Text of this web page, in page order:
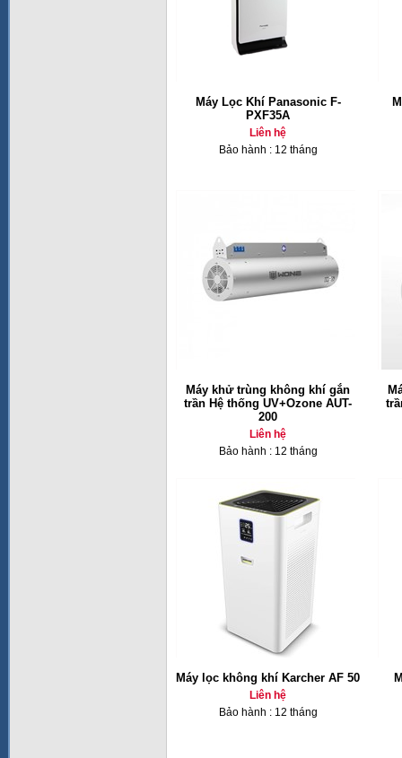
Máy Lọc Khí Panasonic F-
PXF35A
Liên hệ
Bảo hành : 12 tháng
Máy khử trùng không khí gắn
trần Hệ thống UV+Ozone AUT-
200
Liên hệ
Bảo hành : 12 tháng
Máy lọc không khí Karcher AF 50
Liên hệ
Bảo hành : 12 tháng